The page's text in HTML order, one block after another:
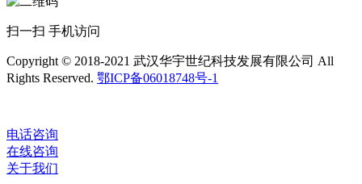
扫一扫 手机访问
Copyright © 2018-2021 武汉华宇世纪科技发展有限公司 All
Rights Reserved. 鄂ICP备06018748号-1
电话咨询
在线咨询
关于我们